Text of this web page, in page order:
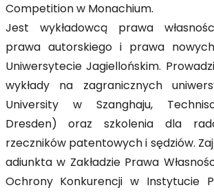
Competition w Monachium.
Jest wykładowcą prawa
prawa autorskiego i prawa
Uniwersytecie Jagiellońskim.
wykłady na zagranicznych
University w Szanghaju,
Dresden) oraz szkolenia dla
rzeczników patentowych i sędziów.
adiunkta w Zakładzie Prawa
Ochrony Konkurencji w Instytucie